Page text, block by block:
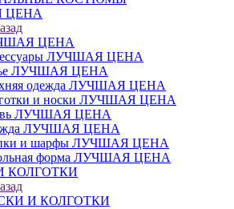
ЦЕНА
ЦЕНА
ЛУЧШАЯ ЦЕНА
ЛУЧШАЯ ЦЕНА
одежда ЛУЧШАЯ ЦЕНА
и носки ЛУЧШАЯ ЦЕНА
ЛУЧШАЯ ЦЕНА
ЛУЧШАЯ ЦЕНА
и шарфы ЛУЧШАЯ ЦЕНА
форма ЛУЧШАЯ ЦЕНА
КОЛГОТКИ
И КОЛГОТКИ